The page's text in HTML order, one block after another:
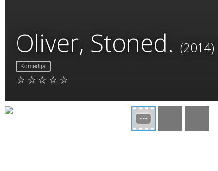
Oliver, Stoned. (2014)
Komēdija